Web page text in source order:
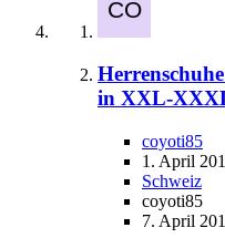
in XXL-
coyoti85
1. April
Schweiz
coyoti85
7. April